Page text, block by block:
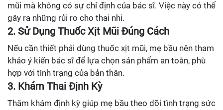
mũi mà không có sự chỉ định của bác sĩ. Việc này có thể
gây ra những rủi ro cho thai nhi.
2. Sử Dụng Thuốc Xịt Mũi Đúng Cách
Nếu cần thiết phải dùng thuốc xịt mũi, mẹ bầu nên tham
khảo ý kiến bác sĩ để lựa chọn sản phẩm an toàn, phù
hợp với tình trạng của bản thân.
3. Khám Thai Định Kỳ
Thăm khám định kỳ giúp mẹ bầu theo dõi tình trạng sức